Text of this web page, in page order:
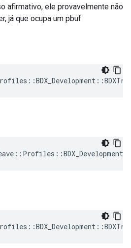
afirmativo, ele provavelmente não
já que ocupa um pbuf